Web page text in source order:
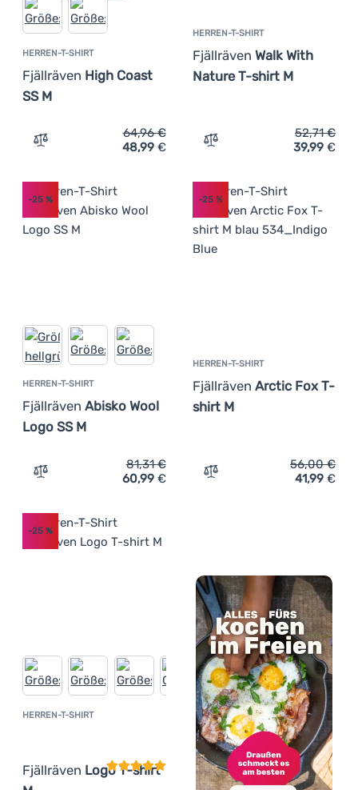
HERREN-T-SHIRT
Fjällräven High Coast
SS M
Zum Vergleich 'Herren-T-Shirt Fjällräven High Coast SS
64,96€
48,99 €
HERREN-T-SHIRT
Fjällräven Walk With
Nature T-shirt M
Zum Vergleich 'Herren-T-
52,71€
39,99 €
HERREN-T-SHIRT
Fjällräven Abisko Wool
Logo SS M
-25 %
Zum Vergleich 'Herren-T-Shirt Fjällräven Abisko Wool
81,31€
60,99 €
HERREN-T-SHIRT
Fjällräven Arctic Fox T-
shirt M
-25%
Zum Vergleich 'Herren-
56,00€
41,99 €
HERREN-T-SHIRT
Fjällräven Logo T-shirt
Kundenbewertung
-25 %